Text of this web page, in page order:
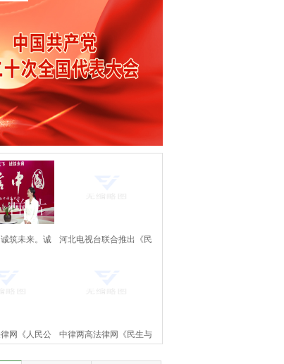
筑未来。诚 河北电视台联合推出《民
网《人民公 中律两高法律网《民生与